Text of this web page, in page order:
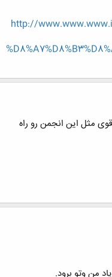
http://
مثل این انجمن رو راه
من وتو برود.